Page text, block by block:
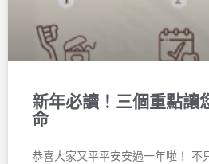
新年必讀！三個重點讓
命
恭喜大家又平平安安過一年啦！ 不